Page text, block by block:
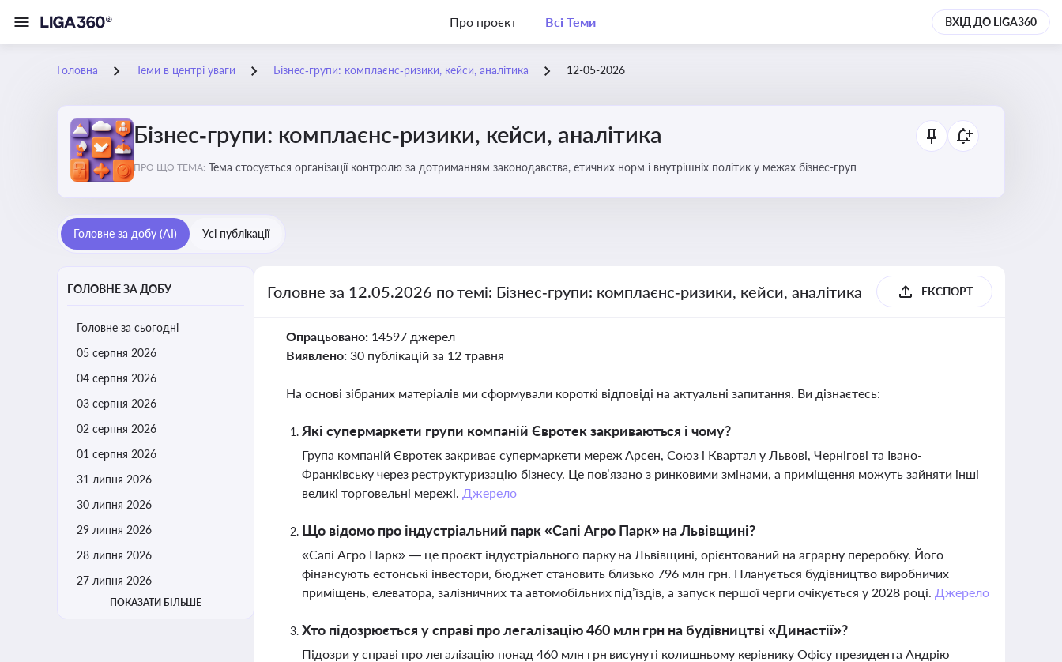
Про проєкт Всі Теми ВХІД ДО LIGA360
Головна Теми в центрі уваги Бізнес‑групи: комплаєнс‑ризики, кейси, аналітика 12-05-2026
Бізнес‑групи: комплаєнс‑ризики, кейси, аналітика
ПРО ЩО ТЕМА: Тема стосується організації контролю за дотриманням законодавства, етичних норм і внутрішніх політик у межах бізнес-груп
Головне за добу (AI) Усі публікації
ГОЛОВНЕ ЗА ДОБУ
Головне за сьогодні
05 серпня 2026
04 серпня 2026
03 серпня 2026
02 серпня 2026
01 серпня 2026
31 липня 2026
30 липня 2026
29 липня 2026
28 липня 2026
27 липня 2026
ПОКАЗАТИ БІЛЬШЕ
Головне за 12.05.2026 по темі: Бізнес‑групи: комплаєнс‑ризики, кейси, аналітика ЕКСПОРТ
Опрацьовано: 14597 джерел
Виявлено: 30 публікацій за 12 травня
На основі зібраних матеріалів ми сформували короткі відповіді на актуальні запитання. Ви дізнаєтесь:
Які супермаркети групи компаній Євротек закриваються і чому?
Група компаній Євротек закриває супермаркети мереж Арсен, Союз і Квартал у Львові, Чернігові та Івано-
Франківську через реструктуризацію бізнесу. Це пов’язано з ринковими змінами, а приміщення можуть зайняти інші
великі торговельні мережі. Джерело
Що відомо про індустріальний парк «Сапі Агро Парк» на Львівщині?
«Сапі Агро Парк» — це проєкт індустріального парку на Львівщині, орієнтований на аграрну переробку. Його
фінансують естонські інвестори, бюджет становить близько 796 млн грн. Планується будівництво виробничих
приміщень, елеватора, залізничних та автомобільних під’їздів, а запуск першої черги очікується у 2028 році. Джерело
Хто підозрюється у справі про легалізацію 460 млн грн на будівництві «Династії»?
Підозри у справі про легалізацію понад 460 млн грн висунуті колишньому керівнику Офісу президента Андрію